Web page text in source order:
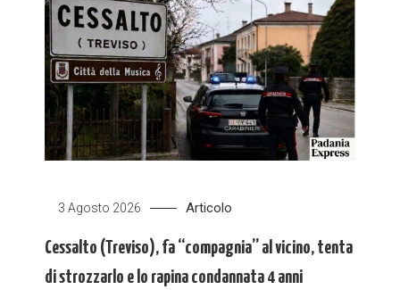
3 Agosto 2026 Articolo
Cessalto (Treviso), fa “compagnia” al vicino, tenta
di strozzarlo e lo rapina condannata 4 anni